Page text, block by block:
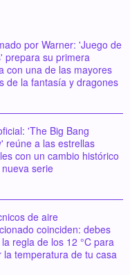
por Warner: 'Juego de
prepara su primera
con una de las mayores
de la fantasía y dragones
'The Big Bang
reúne a las estrellas
con un cambio histórico
serie
de aire
coinciden: debes
regla de los 12 °C para
la temperatura de tu casa